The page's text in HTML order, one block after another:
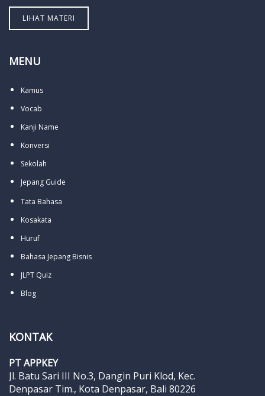
LIHAT MATERI
MENU
Kamus
Vocab
Kanji Name
Konversi
Sekolah
Jepang Guide
Tata Bahasa
Kosakata
Huruf
Bahasa Jepang Bisnis
JLPT Quiz
Blog
KONTAK
PT APPKEY
Jl. Batu Sari III No.3, Dangin Puri Klod, Kec.
Denpasar Tim., Kota Denpasar, Bali 80226